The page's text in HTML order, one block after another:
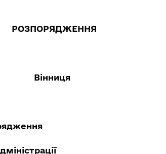
РОЗПОРЯДЖЕННЯ
Вінниця